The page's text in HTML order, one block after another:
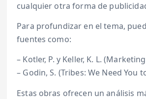
cualquier otra forma de
Para profundizar en el tema,
fuentes como:
– Kotler, P. y Keller, K. L.
– Godin, S. (Tribes: We Need You
Estas obras ofrecen un análisis